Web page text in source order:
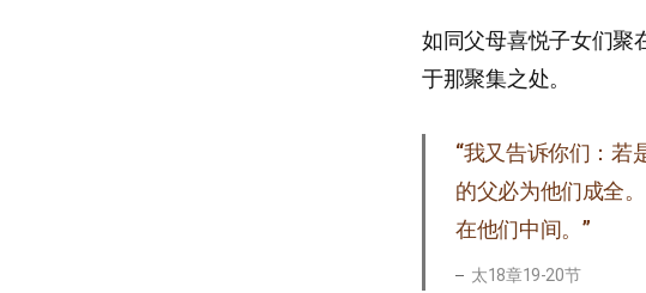
如同父母喜悦子女们聚
于那聚集之处。
“我又告诉你们：若
的父必为他们成全
在他们中间。”
太18章19-20节